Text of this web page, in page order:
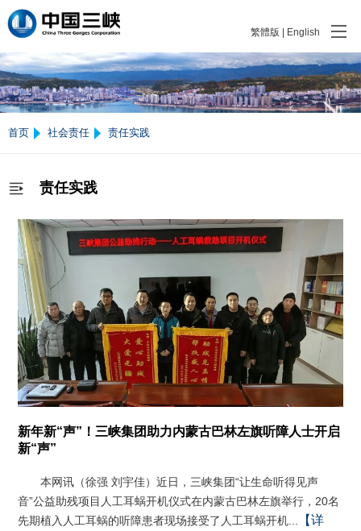
繁體版 English
首页 社会责任 责任实践
责任实践
新年新“声”！三峡集团助力内蒙古巴林左旗听障人士开启
新“声”
本网讯（徐强 刘宇佳）近日，三峡集团“让生命听得见声
音”公益助残项目人工耳蜗开机仪式在内蒙古巴林左旗举行，20名
先期植入人工耳蜗的听障患者现场接受了人工耳蜗开机...
【详